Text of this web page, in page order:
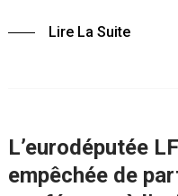
Lire La Suite
L’eurodéputée
empêchée de